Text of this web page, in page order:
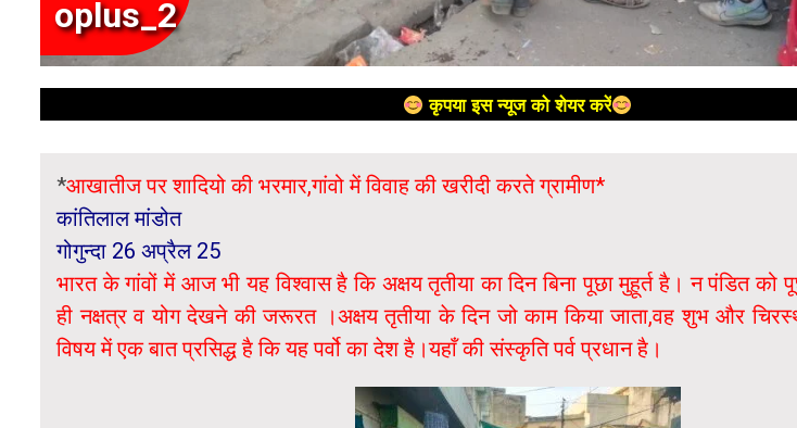
oplus_2
कृपया इस न्यूज को शेयर करें
*आखातीज पर शादियो की भरमार,गांवो में विवाह की खरीदी करते ग्रामीण*
कांतिलाल मांडोत
गोगुन्दा 26 अप्रैल 25
भारत के गांवों में आज भी यह विश्वास है कि अक्षय तृतीया का दिन बिना पूछा मुहूर्त है। न पंडित
ही नक्षत्र व योग देखने की जरूरत ।अक्षय तृतीया के दिन जो काम किया जाता,वह शुभ और
विषय में एक बात प्रसिद्ध है कि यह पर्वो का देश है।यहाँ की संस्कृति पर्व प्रधान है।